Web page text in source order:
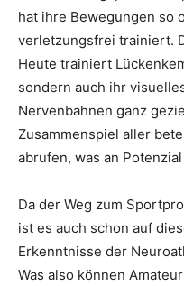
hat ihre Bewegungen so
verletzungsfrei trainiert.
Heute trainiert
sondern auch ihr
Nervenbahnen ganz
Zusammenspiel aller
abrufen, was an
Da der Weg zum
ist es auch schon auf
Erkenntnisse der
Was also können